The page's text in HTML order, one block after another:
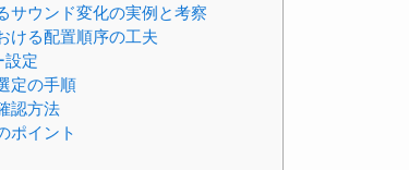
サウンド変化の実例と考察
ける配置順序の工夫
設定
定の手順
認方法
ポイント